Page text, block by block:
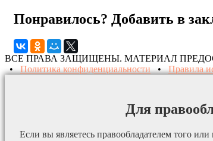
Понравилось? Добавить в
ВСЕ ПРАВА ЗАЩИЩЕНЫ. МАТЕРИАЛ
•Политика конфиденциальности•Правила
Для
Если вы являетесь правообладателем того